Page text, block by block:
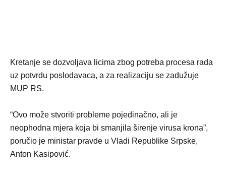
Kretanje se dozvoljava licima zbog potreba procesa rada
uz potvrdu poslodavaca, a za realizaciju se zadužuje
MUP RS.
“Ovo može stvoriti probleme pojedinačno, ali je
neophodna mjera koja bi smanjila širenje virusa krona”,
poručio je ministar pravde u Vladi Republike Srpske,
Anton Kasipović.